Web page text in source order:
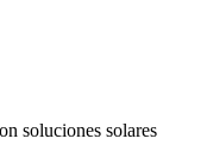
soluciones solares